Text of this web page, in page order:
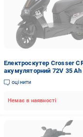
Електроскутер Crosser
акумуляторний 72V 35 Ah
Чорний (2104619488)
оцінити
Немає в наявності